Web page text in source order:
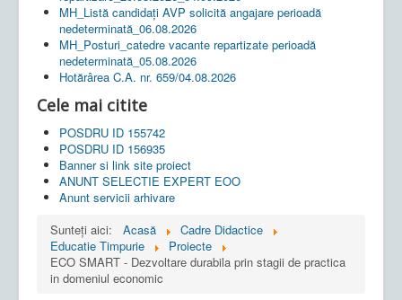
MH_Listă candidați AVP solicită angajare perioadă
nedeterminată_06.08.2026
MH_Posturi_catedre vacante repartizate perioadă
nedeterminată_05.08.2026
Hotărârea C.A. nr. 659/04.08.2026
Cele mai citite
POSDRU ID 155742
POSDRU ID 156935
Banner si link site proiect
ANUNT SELECTIE EXPERT EOO
Anunt servicii arhivare
Sunteți aici:
Acasă
Cadre Didactice
Educatie Timpurie
Proiecte
ECO SMART - Dezvoltare durabila prin stagii de practica
in domeniul economic